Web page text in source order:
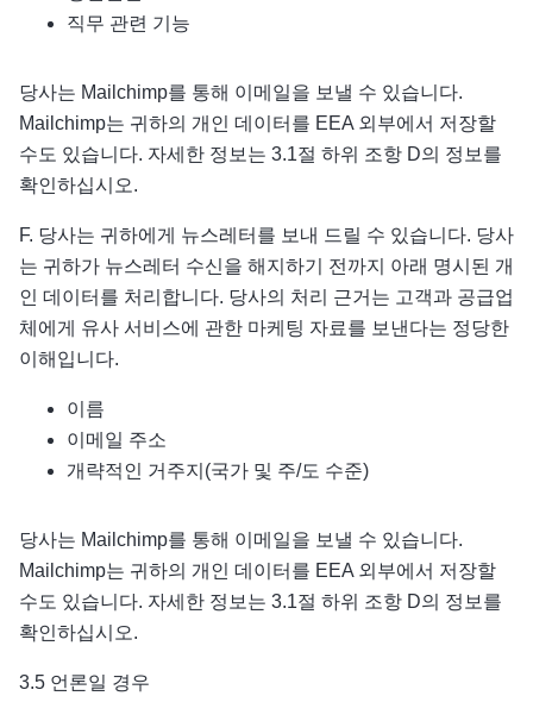
직무 관련 기능
당사는 Mailchimp를 통해 이메일을 보낼 수 있습니다.
Mailchimp는 귀하의 개인 데이터를 EEA 외부에서 저장할
수도 있습니다. 자세한 정보는 3.1절 하위 조항 D의 정보를
확인하십시오.
F. 당사는 귀하에게 뉴스레터를 보내 드릴 수 있습니다. 당사
는 귀하가 뉴스레터 수신을 해지하기 전까지 아래 명시된 개
인 데이터를 처리합니다. 당사의 처리 근거는 고객과 공급업
체에게 유사 서비스에 관한 마케팅 자료를 보낸다는 정당한
이해입니다.
이름
이메일 주소
개략적인 거주지(국가 및 주/도 수준)
당사는 Mailchimp를 통해 이메일을 보낼 수 있습니다.
Mailchimp는 귀하의 개인 데이터를 EEA 외부에서 저장할
수도 있습니다. 자세한 정보는 3.1절 하위 조항 D의 정보를
확인하십시오.
3.5 언론일 경우